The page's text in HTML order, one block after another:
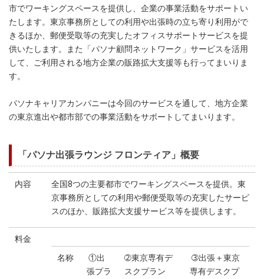
市でワーキングスペースを提供し、企業の事業活動をサポートい
たします。東京事務所としての利用や出張時の立ち寄り利用がで
きるほか、郵便受取等の充実したオフィスサポートサービスを提
供いたします。また「パソナ顧問ネットワーク」サービスを活用
して、ご利用される地方企業の販路拡大支援等も行ってまいりま
す。
パソナキャリアカンパニーは今回のサービスを通して、地方企業
の東京進出や都市部での事業活動をサポートしてまいります。
「パソナ出張ラウンジ フロンティア」概要
内容
全国8つの主要都市でワーキングスペースを提供。東
京事務所としての利用や郵便受取等の充実したサービ
スのほか、販路拡大支援サービス等を提供します。
料金
名称
①出
張プラ
➁東京専有デ
スクプラン
➂出張＋東京
専有デスクプ